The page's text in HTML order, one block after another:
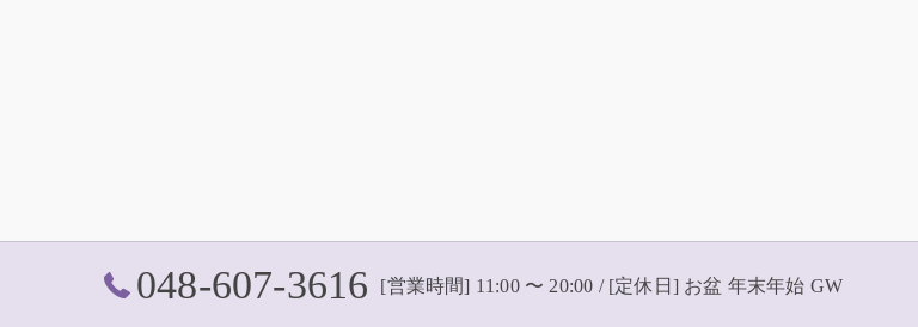
048-607-3616 [営業時間] 11:00 〜 20:00 / [定休日] お盆 年末年始 GW